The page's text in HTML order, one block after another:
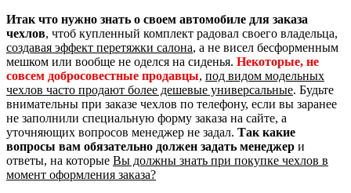
Итак что нужно знать о своем автомобиле для заказа
чехлов, чтоб купленный комплект радовал своего владельца,
создавая эффект перетяжки салона, а не висел бесформенным
мешком или вообще не оделся на сиденья. Некоторые, не
совсем добросовестные продавцы, под видом модельных
чехлов часто продают более дешевые универсальные. Будьте
внимательны при заказе чехлов по телефону, если вы заранее
не заполнили специальную форму заказа на сайте, а
уточняющих вопросов менеджер не задал. Так какие
вопросы вам обязательно должен задать менеджер и
ответы, на которые Вы должны знать при покупке чехлов в
момент оформления заказа?